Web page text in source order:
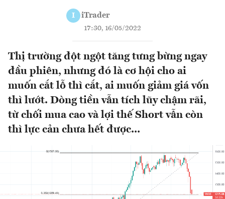
I iTrader
17:30, 16/05/2022
Thị trường đột ngột tăng tưng bừng ngay
đầu phiên, nhưng đó là cơ hội cho ai
muốn cắt lỗ thì cắt, ai muốn giảm giá vốn
thì lướt. Dòng tiền vẫn tích lũy chậm rãi,
từ chối mua cao và lợi thế Short vẫn còn
thì lực cản chưa hết được...